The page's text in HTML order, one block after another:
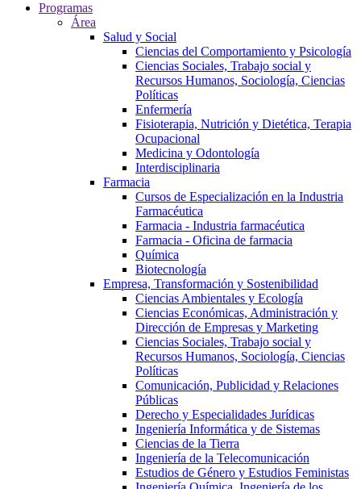
Programas
Área
Salud y Social
Ciencias del Comportamiento y Psicología
Ciencias Sociales, Trabajo social y
Recursos Humanos, Sociología, Ciencias
Políticas
Enfermería
Fisioterapia, Nutrición y Dietética, Terapia
Ocupacional
Medicina y Odontología
Interdisciplinaria
Farmacia
Cursos de Especialización en la Industria
Farmacéutica
Farmacia - Industria farmacéutica
Farmacia - Oficina de farmacia
Química
Biotecnología
Empresa, Transformación y Sostenibilidad
Ciencias Ambientales y Ecología
Ciencias Económicas, Administración y
Dirección de Empresas y Marketing
Ciencias Sociales, Trabajo social y
Recursos Humanos, Sociología, Ciencias
Políticas
Comunicación, Publicidad y Relaciones
Públicas
Derecho y Especialidades Jurídicas
Ingeniería Informática y de Sistemas
Ciencias de la Tierra
Ingeniería de la Telecomunicación
Estudios de Género y Estudios Feministas